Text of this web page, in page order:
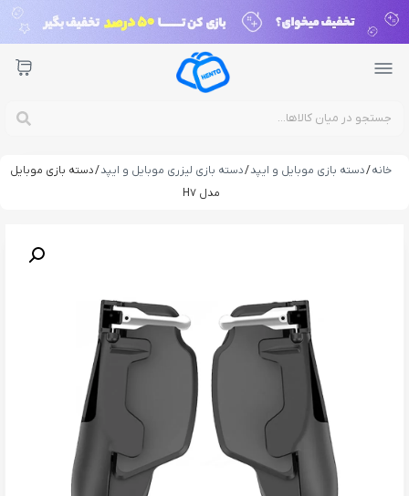
خانه/دسته بازی موبایل و ایپد/دسته بازی لیزری موبایل و ایپد/ دسته بازی موبایل
مدل H7